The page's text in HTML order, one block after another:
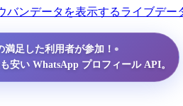
バンデータを表示するライブデー
満足した利用者が参加！ •
安い WhatsApp プロフィール API。